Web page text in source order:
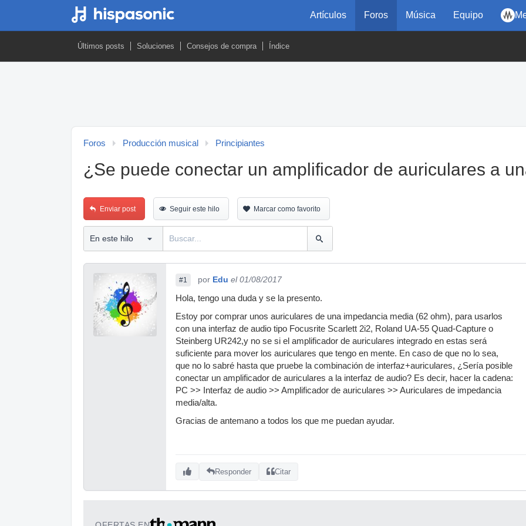
Artículos Foros Música Equipo
Últimos posts Soluciones Consejos de compra Índice
Foros Producción musical Principiantes
¿Se puede conectar un amplificador de auriculares a
Enviar post Seguir este hilo Marcar como favorito
#1 por Edu el 01/08/2017
Hola, tengo una duda y se la presento.
Estoy por comprar unos auriculares de una impedancia media (62 ohm), para usarlos
con una interfaz de audio tipo Focusrite Scarlett 2i2, Roland UA-55 Quad-Capture o
Steinberg UR242,y no se si el amplificador de auriculares integrado en estas será
suficiente para mover los auriculares que tengo en mente. En caso de que no lo sea,
que no lo sabré hasta que pruebe la combinación de interfaz+auriculares, ¿Sería posible
conectar un amplificador de auriculares a la interfaz de audio? Es decir, hacer la cadena:
PC >> Interfaz de audio >> Amplificador de auriculares >> Auriculares de impedancia
media/alta.
Gracias de antemano a todos los que me puedan ayudar.
Responder Citar